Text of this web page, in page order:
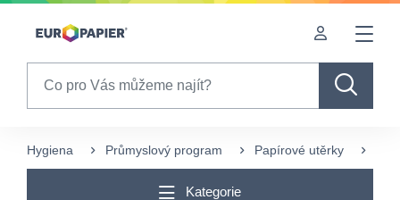
Table Of Content
Pro Vás zajímavé produkty
Hygiena Průmyslový program Papírové utěrky
Kategorie